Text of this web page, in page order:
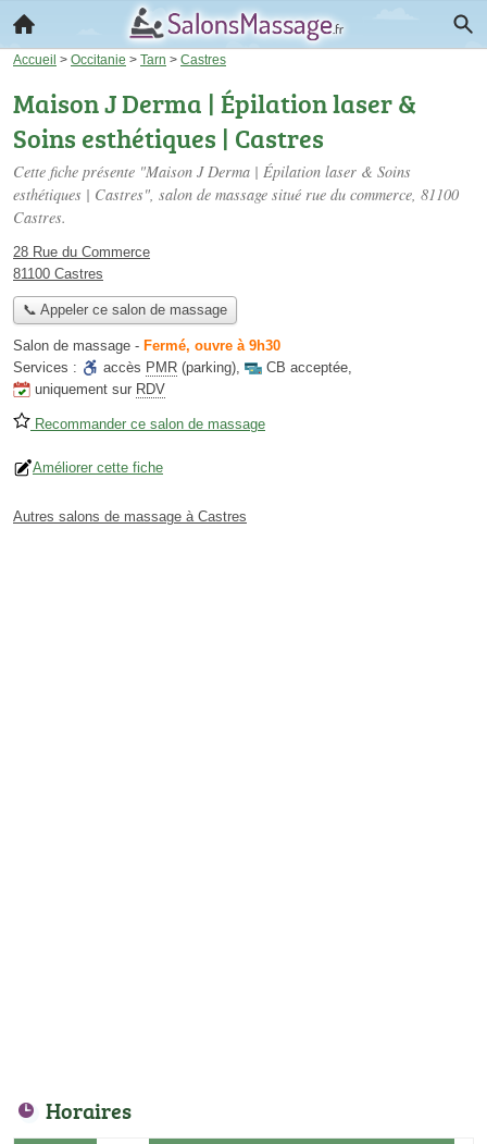
Accueil > Occitanie > Tarn > Castres
Maison J Derma | Épilation laser &
Soins esthétiques | Castres
Cette fiche présente "Maison J Derma | Épilation laser & Soins
esthétiques | Castres", salon de massage situé rue du commerce, 81100
Castres.
28 Rue du Commerce
81100 Castres
📞 Appeler ce salon de massage
Salon de massage - Fermé, ouvre à 9h30
Services :
accès PMR (parking), CB acceptée,
uniquement sur RDV
Recommander ce salon de massage
Améliorer cette fiche
Autres salons de massage à Castres
Horaires